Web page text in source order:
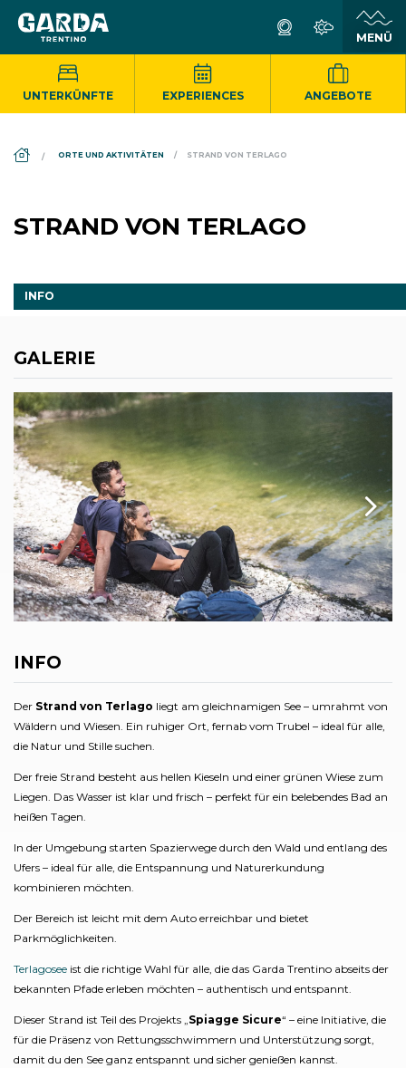
UNTERKÜNFTE EXPERIENCES ANGEBOTE
ORTE UND AKTIVITÄTEN STRAND VON TERLAGO
STRAND VON TERLAGO
INFO
GALERIE
INFO
Der Strand von Terlago liegt am gleichnamigen See – umrahmt von
Wäldern und Wiesen. Ein ruhiger Ort, fernab vom Trubel – ideal für alle,
die Natur und Stille suchen.
Der freie Strand besteht aus hellen Kieseln und einer grünen Wiese zum
Liegen. Das Wasser ist klar und frisch – perfekt für ein belebendes Bad an
heißen Tagen.
In der Umgebung starten Spazierwege durch den Wald und entlang des
Ufers – ideal für alle, die Entspannung und Naturerkundung
kombinieren möchten.
Der Bereich ist leicht mit dem Auto erreichbar und bietet
Parkmöglichkeiten.
Terlagosee ist die richtige Wahl für alle, die das Garda Trentino abseits der
bekannten Pfade erleben möchten – authentisch und entspannt.
Dieser Strand ist Teil des Projekts „ Spiagge Sicure“ – eine Initiative, die
für die Präsenz von Rettungsschwimmern und Unterstützung sorgt,
damit du den See ganz entspannt und sicher genießen kannst.